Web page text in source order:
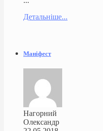
Детальніше...
Маніфест
Нагорний
Олександр